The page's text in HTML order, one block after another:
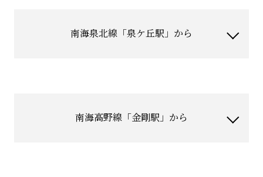
南海泉北線「泉ケ丘駅」から
南海高野線「金剛駅」から